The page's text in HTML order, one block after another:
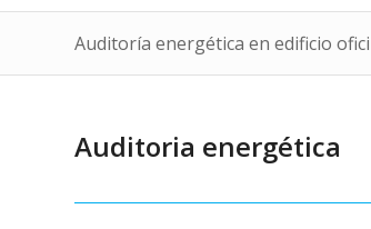
Auditoría energética en edificio
Auditoria energética